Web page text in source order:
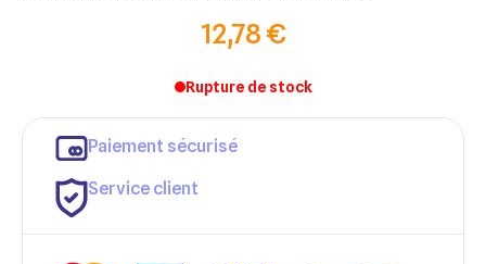
12,78 €
Rupture de stock
Paiement sécurisé
Service client